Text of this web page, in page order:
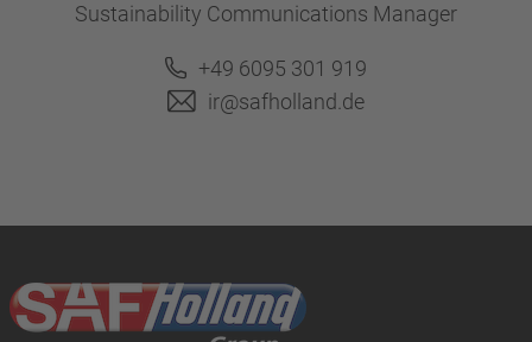
Sustainability Communications Manager
+49 6095 301 919
ir@safholland.de